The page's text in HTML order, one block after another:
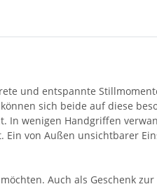
und entspannte
sich beide auf diese
wenigen Handgriffen
von Außen unsichtbarer
Auch als Geschenk